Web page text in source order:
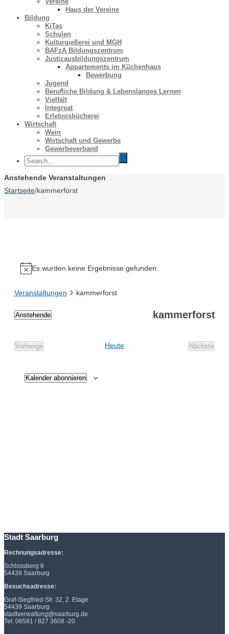
Haus der Vereine
Bildung
KiTas
Schulen
Kulturgießerei und MGH
BAFzA Bildungszentrum
Justizausbildungszentrum
Appartements im Küchenhaus
Bewerbung
Jugend
Berufliche Bildung & Lebenslanges Lernen
Vielfalt
Integreat
Erlebnisbücherei
Wirtschaft
Wein
Wirtschaft und Gewerbe
Gewerbeverband
Anstehende Veranstaltungen
Startseite/kammerforst
Es wurden keine Ergebnisse gefunden.
Veranstaltungen kammerforst
kammerforst
Anstehende
Vorherige
Veranstaltungen
Heute
Nächste
Kalender abonnieren
Stadt Saarburg
Rechnungsadresse:
Schlossberg 6
54439 Saarburg
Besuchsadresse:
Graf-Siegfried-Str. 32, 2. Etage
54439 Saarburg
stadtverwaltung@saarburg.de
Tel: 06581 / 827 3608 -20